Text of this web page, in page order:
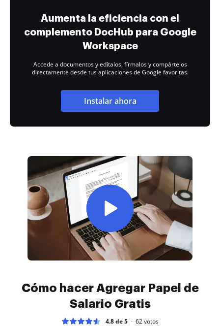
Aumenta la eficiencia con el
complemento DocHub para Google
Workspace
Accede a documentos y edítalos, fírmalos y compártelos
directamente desde tus aplicaciones de Google favoritas.
Instalar ahora
Cómo hacer Agregar Papel de
Salario Gratis
4.8 de 5 62votos